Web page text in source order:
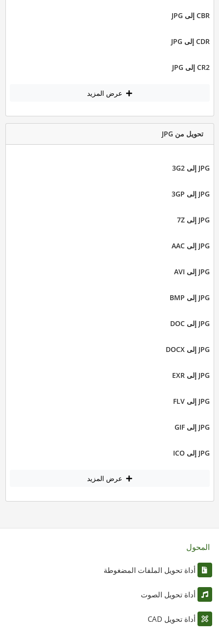
CBR إلى JPG
CDR إلى JPG
CR2 إلى JPG
عرض المزيد
تحويل من JPG
JPG إلى 3G2
JPG إلى 3GP
JPG إلى 7Z
JPG إلى AAC
JPG إلى AVI
JPG إلى BMP
JPG إلى DOC
JPG إلى DOCX
JPG إلى EXR
JPG إلى FLV
JPG إلى GIF
JPG إلى ICO
عرض المزيد
المحول
أداة تحويل الملفات المضغوطة
أداة تحويل الصوت
أداة تحويل CAD